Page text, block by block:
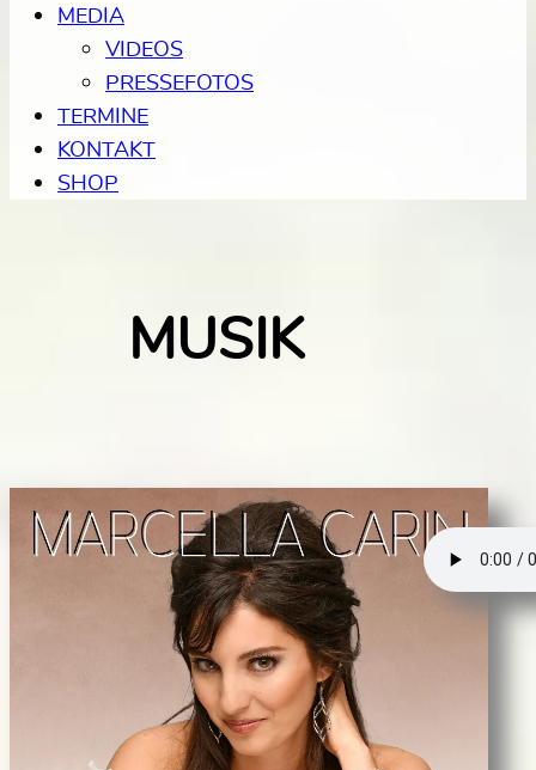
MEDIA
VIDEOS
PRESSEFOTOS
TERMINE
KONTAKT
SHOP
MUSIK